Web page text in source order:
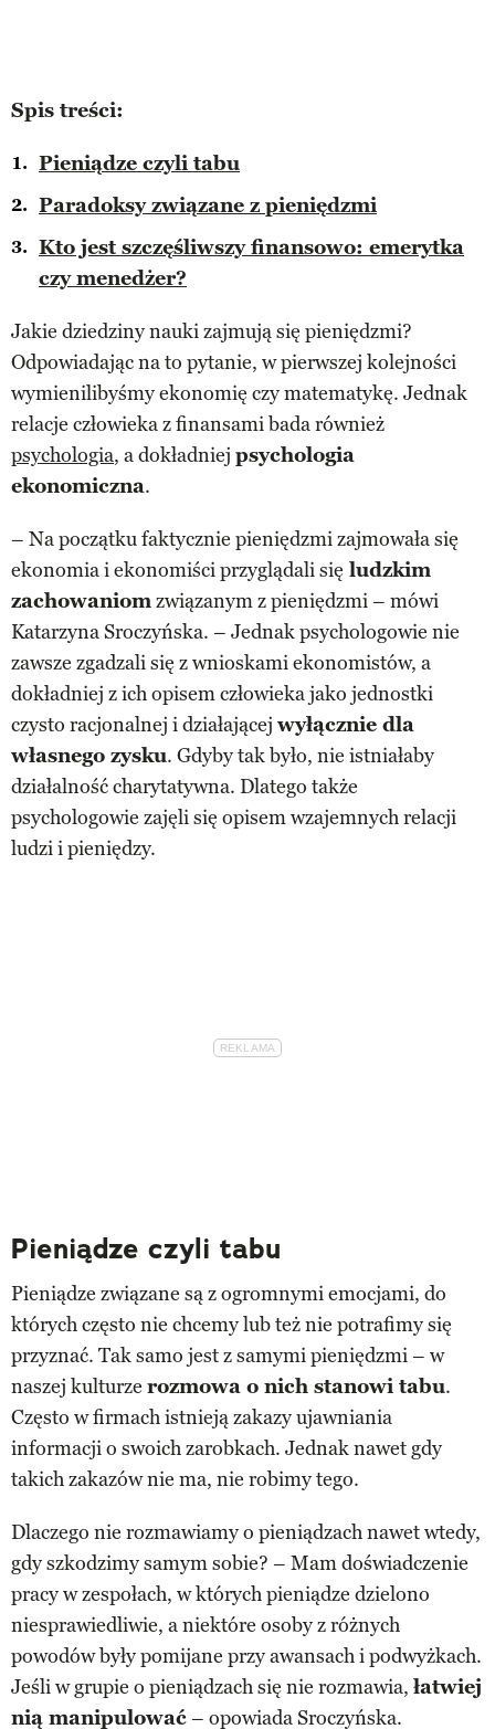
Spis treści:
Pieniądze czyli tabu
Paradoksy związane z pieniędzmi
Kto jest szczęśliwszy finansowo: emerytka
czy menedżer?
Jakie dziedziny nauki zajmują się pieniędzmi?
Odpowiadając na to pytanie, w pierwszej kolejności
wymienilibyśmy ekonomię czy matematykę. Jednak
relacje człowieka z finansami bada również
psychologia, a dokładniej psychologia
ekonomiczna.
– Na początku faktycznie pieniędzmi zajmowała się
ekonomia i ekonomiści przyglądali się ludzkim
zachowaniomzwiązanym z pieniędzmi – mówi
Katarzyna Sroczyńska. – Jednak psychologowie nie
zawsze zgadzali się z wnioskami ekonomistów, a
dokładniej z ich opisem człowieka jako jednostki
czysto racjonalnej i działającej wyłącznie dla
własnego zysku. Gdyby tak było, nie istniałaby
działalność charytatywna. Dlatego także
psychologowie zajęli się opisem wzajemnych relacji
ludzi i pieniędzy.
Pieniądze czyli tabu
Pieniądze związane są z ogromnymi emocjami, do
których często nie chcemy lub też nie potrafimy się
przyznać. Tak samo jest z samymi pieniędzmi – w
naszej kulturze rozmowa o nich stanowi tabu.
Często w firmach istnieją zakazy ujawniania
informacji o swoich zarobkach. Jednak nawet gdy
takich zakazów nie ma, nie robimy tego.
Dlaczego nie rozmawiamy o pieniądzach nawet wtedy,
gdy szkodzimy samym sobie? – Mam doświadczenie
pracy w zespołach, w których pieniądze dzielono
niesprawiedliwie, a niektóre osoby z różnych
powodów były pomijane przy awansach i podwyżkach.
Jeśli w grupie o pieniądzach się nie rozmawia, łatwiej
nią manipulować– opowiada Sroczyńska.